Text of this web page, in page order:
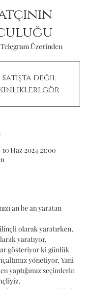
Telegram Üzerinden
değil
gör
Haz 2024 21:00
an be an yaratan
olarak yaratırken,
yaratıyor.
gösteriyor ki günlük
yönetiyor. Yani
yaptığımız seçimlerin